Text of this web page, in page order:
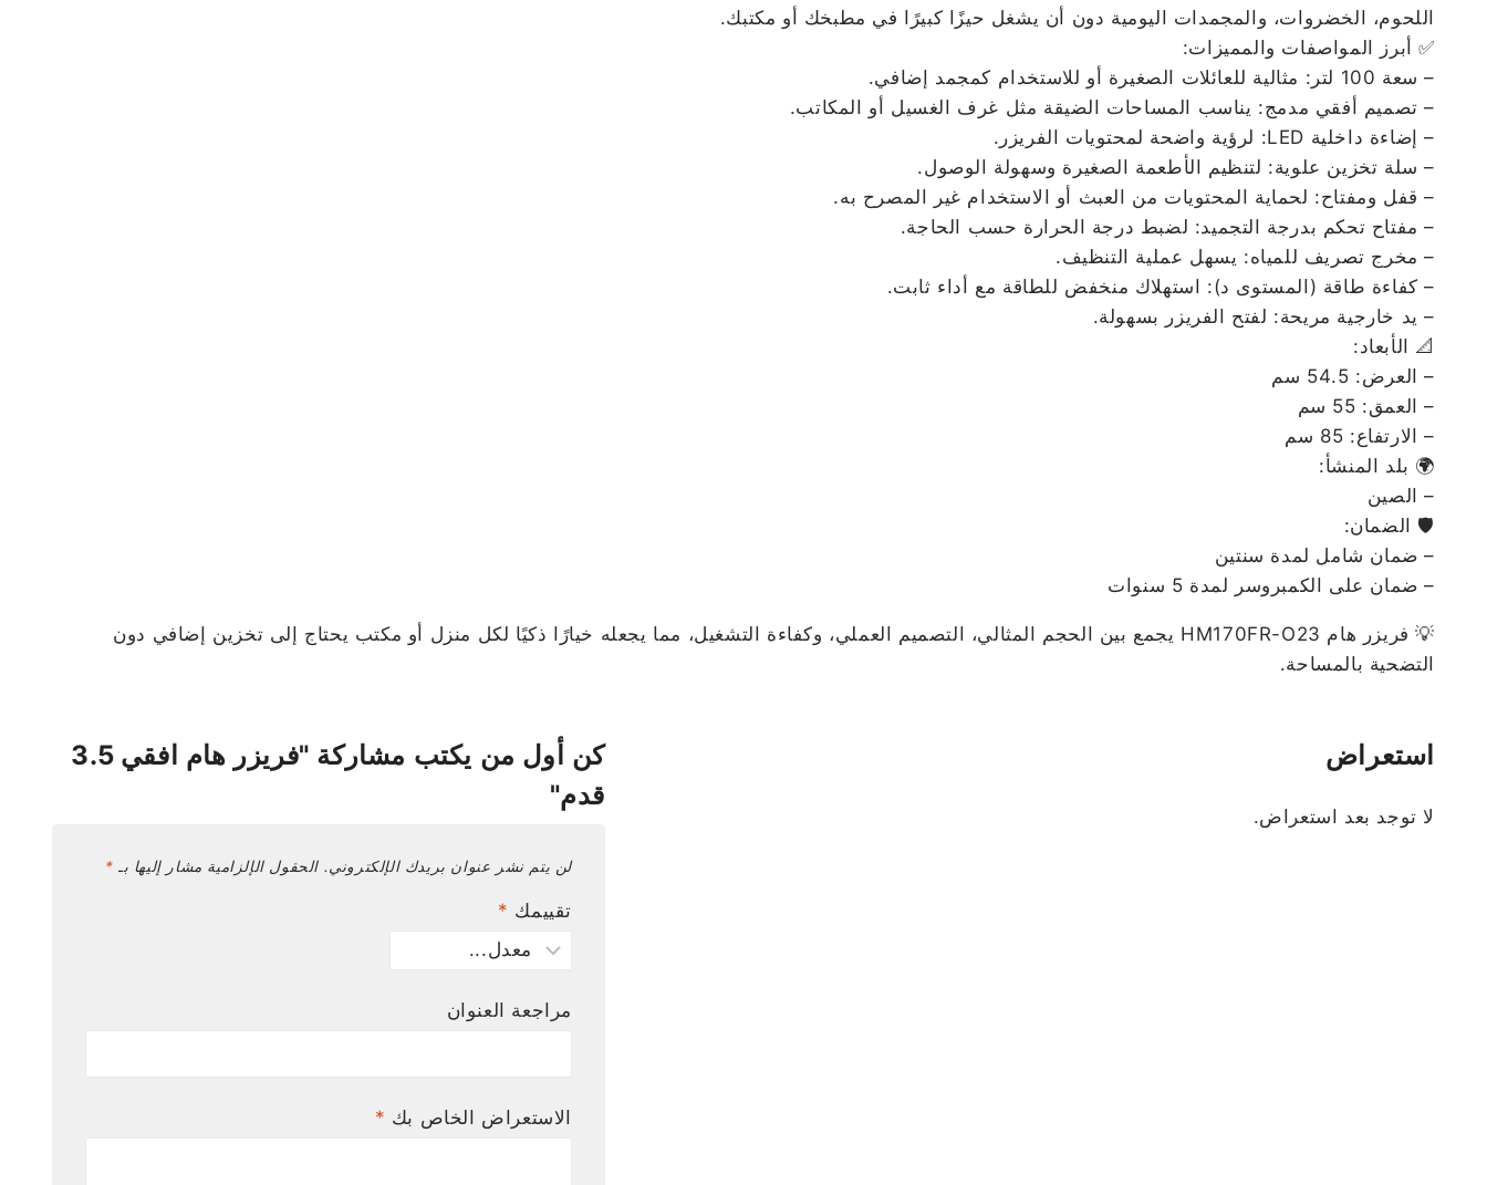
اللحوم، الخضروات، والمجمدات اليومية دون أن يشغل حيزًا كبيرًا في مطبخك أو مكتبك.
✅ أبرز المواصفات والمميزات:
– سعة 100 لتر: مثالية للعائلات الصغيرة أو للاستخدام كمجمد إضافي.
– تصميم أفقي مدمج: يناسب المساحات الضيقة مثل غرف الغسيل أو المكاتب.
– إضاءة داخلية LED: لرؤية واضحة لمحتويات الفريزر.
– سلة تخزين علوية: لتنظيم الأطعمة الصغيرة وسهولة الوصول.
– قفل ومفتاح: لحماية المحتويات من العبث أو الاستخدام غير المصرح به.
– مفتاح تحكم بدرجة التجميد: لضبط درجة الحرارة حسب الحاجة.
– مخرج تصريف للمياه: يسهل عملية التنظيف.
– كفاءة طاقة (المستوى د): استهلاك منخفض للطاقة مع أداء ثابت.
– يد خارجية مريحة: لفتح الفريزر بسهولة.
📐 الأبعاد:
– العرض: 54.5 سم
– العمق: 55 سم
– الارتفاع: 85 سم
🌍 بلد المنشأ:
– الصين
🛡️ الضمان:
– ضمان شامل لمدة سنتين
– ضمان على الكمبروسر لمدة 5 سنوات
💡 فريزر هام HM170FR-O23 يجمع بين الحجم المثالي، التصميم العملي، وكفاءة التشغيل، مما يجعله خيارًا ذكيًا لكل منزل أو مكتب يحتاج إلى تخزين إضافي دون
التضحية بالمساحة.
استعراض
لا توجد بعد استعراض.
كن أول من يكتب مشاركة "فريزر هام افقي 3.5
قدم"
لن يتم نشر عنوان بريدك الإلكتروني. الحقول الإلزامية مشار إليها بـ *
تقييمك *
مراجعة العنوان
الاستعراض الخاص بك *